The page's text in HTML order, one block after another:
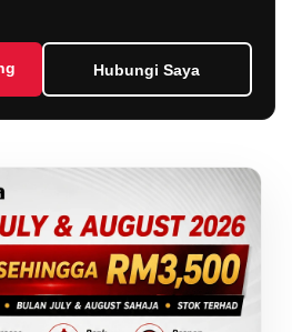
Hubungi Saya